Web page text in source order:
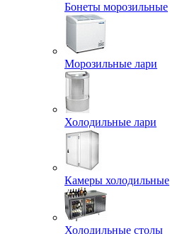
Бонеты морозильные
Морозильные лари
Холодильные лари
Камеры холодильные
Холодильные столы